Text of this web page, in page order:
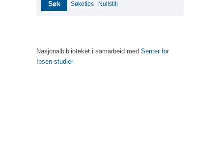
Søk Søketips Nullstill
Nasjonalbiblioteket i samarbeid med Senter for
Ibsen-studier